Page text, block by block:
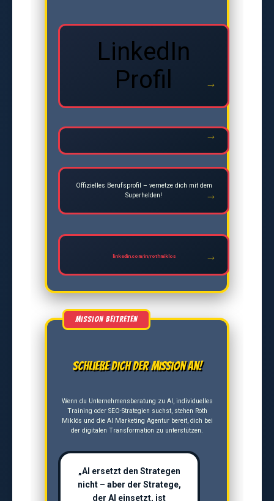
LinkedIn
Profil
Offizielles Berufsprofil – vernetze dich mit dem
Superhelden!
linkedin.com/in/rothmiklos
Schließe dich der Mission an!
Wenn du Unternehmensberatung zu AI, individuelles
Training oder SEO-Strategien suchst, stehen Roth
Miklós und die AI Marketing Agentur bereit, dich bei
der digitalen Transformation zu unterstützen.
„AI ersetzt den Strategen
nicht – aber der Stratege,
der AI einsetzt, ist